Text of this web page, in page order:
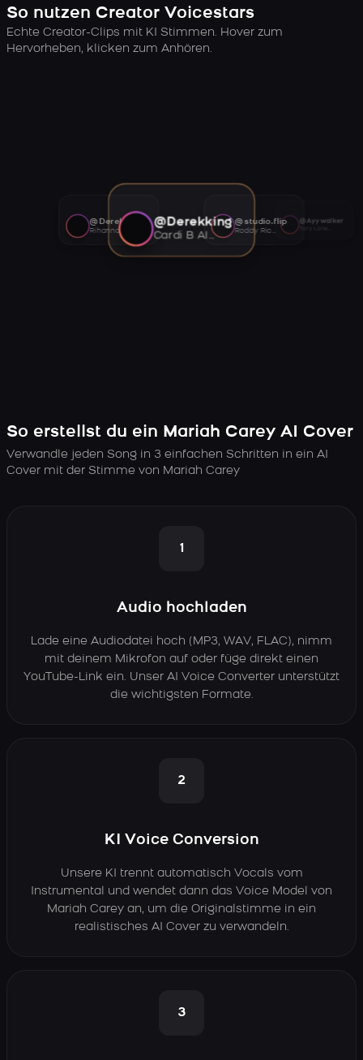
So nutzen Creator Voicestars
Echte Creator-Clips mit KI Stimmen. Hover zum
Hervorheben, klicken zum Anhören.
@Derekking
Cardi B AI voice
@studio.flip
Roddy Ricch AI voice
@Ayywalker
@Derekking
Rihanna AI voice
So erstellst du ein Mariah Carey AI Cover
Verwandle jeden Song in 3 einfachen Schritten in ein AI
Cover mit der Stimme von Mariah Carey
1
Audio hochladen
Lade eine Audiodatei hoch (MP3, WAV, FLAC), nimm
mit deinem Mikrofon auf oder füge direkt einen
YouTube-Link ein. Unser AI Voice Converter unterstützt
die wichtigsten Formate.
2
KI Voice Conversion
Unsere KI trennt automatisch Vocals vom
Instrumental und wendet dann das Voice Model von
Mariah Carey an, um die Originalstimme in ein
realistisches AI Cover zu verwandeln.
3